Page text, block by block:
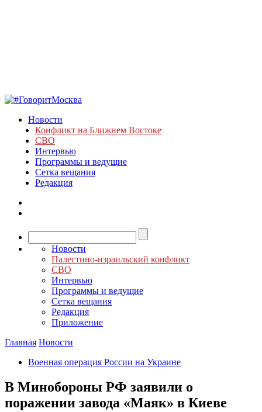
Новости
Конфликт на Ближнем Востоке
СВО
Интервью
Программы и ведущие
Сетка вещания
Редакция
Новости
Палестино-израильский конфликт
СВО
Интервью
Программы и ведущие
Сетка вещания
Редакция
Приложение
Главная Новости
Военная операция России на Украине
В Минобороны РФ заявили о
поражении завода «Маяк» в Киеве